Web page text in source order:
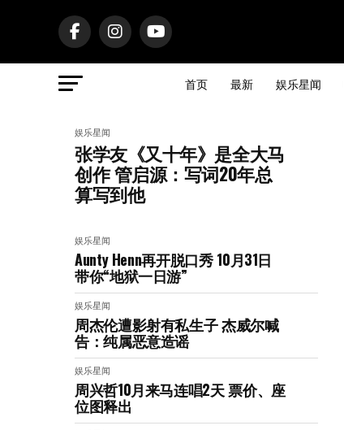
首页 最新 娱乐星闻
娱乐星闻
张学友《又十年》是全大马
创作 管启源：写词20年总
算写到他
娱乐星闻
Aunty Henn再开脱口秀 10月31日
带你“地狱一日游”
娱乐星闻
周杰伦遭影射有私生子 杰威尔喊
告：纯属恶意造谣
娱乐星闻
周兴哲10月来马连唱2天 票价、座
位图释出